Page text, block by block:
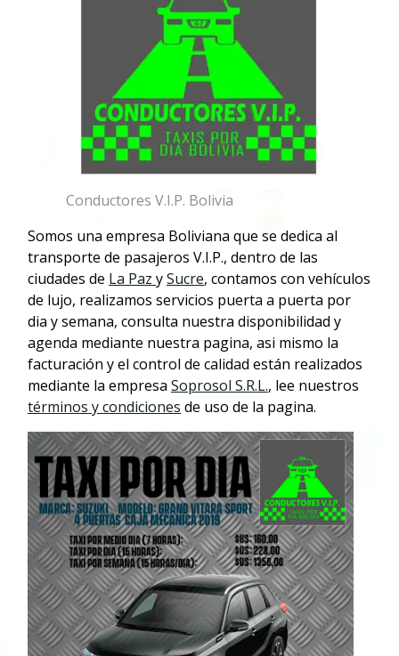
Conductores V.I.P. Bolivia
Somos una empresa Boliviana que se dedica al
transporte de pasajeros V.I.P., dentro de las
ciudades de La Paz ySucre, contamos con vehículos
de lujo, realizamos servicios puerta a puerta por
dia y semana, consulta nuestra disponibilidad y
agenda mediante nuestra pagina, asi mismo la
facturación y el control de calidad están realizados
mediante la empresa Soprosol S.R.L., lee nuestros
términos y condiciones de uso de la pagina.